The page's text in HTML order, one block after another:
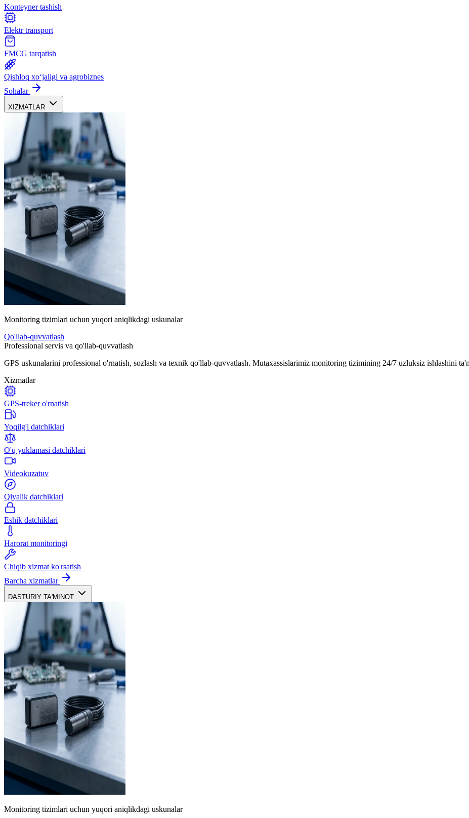
Konteyner tashish
Elektr transport
FMCG tarqatish
Qishloq xoʻjaligi va agrobiznes
Sohalar
XIZMATLAR
Monitoring tizimlari uchun yuqori aniqlikdagi uskunalar
Qo'llab-quvvatlash
Professional servis va qo'llab-quvvatlash
GPS uskunalarini professional o'rnatish, sozlash va texnik qo'llab-quvvatlash. Mutaxassislarimiz monitoring tizimining 24/7 uzluksiz ishlashini
Xizmatlar
GPS-treker o'rnatish
Yoqilg'i datchiklari
O'q yuklamasi datchiklari
Videokuzatuv
Qiyalik datchiklari
Eshik datchiklari
Harorat monitoringi
Chiqib xizmat ko'rsatish
Barcha xizmatlar
DASTURIY TA'MINOT
Monitoring tizimlari uchun yuqori aniqlikdagi uskunalar